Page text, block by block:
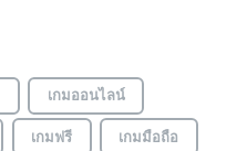
เกมออนไลน์
เกมฟรี เกมมือถือ